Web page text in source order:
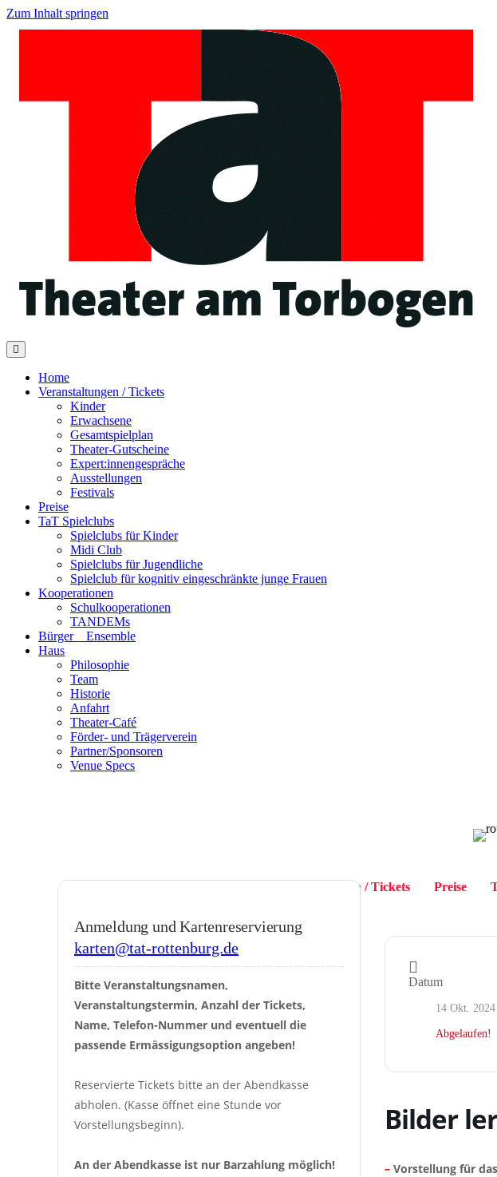
Zum Inhalt springen
Home
Veranstaltungen / Tickets
Kinder
Erwachsene
Gesamtspielplan
Theater-Gutscheine
Expert:innengespräche
Ausstellungen
Festivals
Preise
TaT Spielclubs
Spielclubs für Kinder
Midi Club
Spielclubs für Jugendliche
Spielclub für kognitiv eingeschränkte junge Frauen
Kooperationen
Schulkooperationen
TANDEMs
Bürger__Ensemble
Haus
Philosophie
Team
Historie
Anfahrt
Theater-Café
Förder- und Trägerverein
Partner/Sponsoren
Venue Specs
Veranstaltungen / Tickets Preise
Anmeldung und Kartenreservierung
karten@tat-rottenburg.de
Bitte Veranstaltungsnamen,
Veranstaltungstermin, Anzahl der Tickets,
Name, Telefon-Nummer und eventuell die
passende Ermässigungsoption angeben!
Reservierte Tickets bitte an der Abendkasse
abholen. (Kasse öffnet eine Stunde vor
Vorstellungsbeginn).
An der Abendkasse ist nur Barzahlung möglich!
Datum
14 Okt. 2024
Abgelaufen!
Bilder
– Vorstellung für